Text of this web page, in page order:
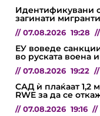
Идентификувани
загинати
// 07.08.2026 19:28 //
ЕУ воведе
во руската воена
// 07.08.2026 19:22 //
САД ѝ плаќаат 1,2
RWE за да се
// 07.08.2026 19:16 //